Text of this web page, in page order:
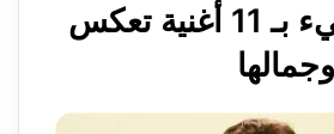
الجديد المليء بـ 11 أغنية تعكس